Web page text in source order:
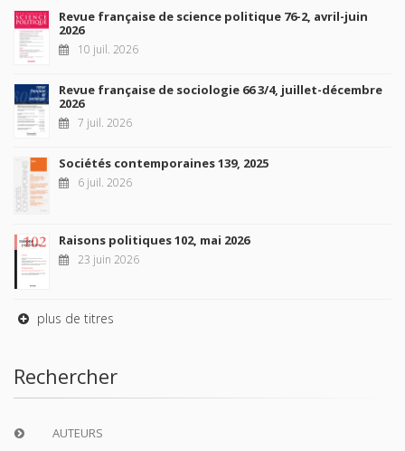
Revue française de science politique 76-2, avril-juin
2026
10 juil. 2026
Revue française de sociologie 66 3/4, juillet-décembre
2026
7 juil. 2026
Sociétés contemporaines 139, 2025
6 juil. 2026
Raisons politiques 102, mai 2026
23 juin 2026
plus de titres
Rechercher
AUTEURS